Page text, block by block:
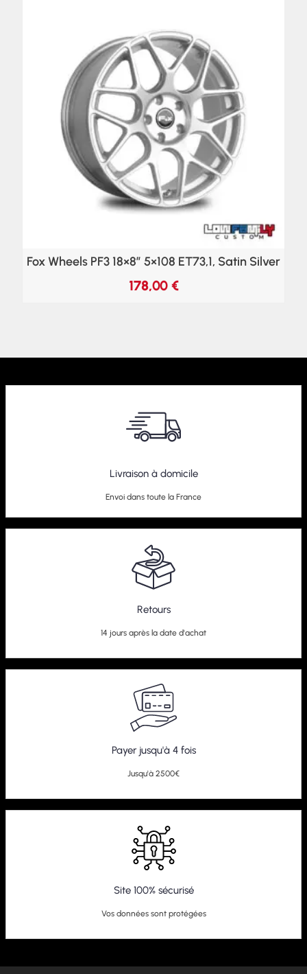
Fox Wheels PF3 18×8″ 5×108 ET73,1, Satin Silver
178,00 €
Livraison à domicile
Envoi dans toute la France
Retours
14 jours après la date d'achat
Payer jusqu'à 4 fois
Jusqu'à 2500€
Site 100% sécurisé
Vos données sont protégées